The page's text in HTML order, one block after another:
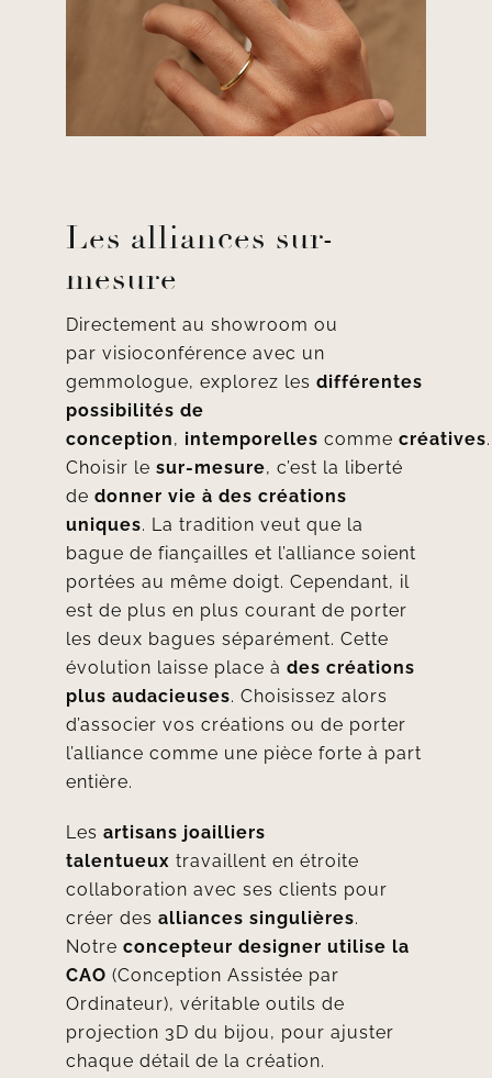
Les alliances sur-
mesure
Directement au showroom ou
par visioconférence avec un
gemmologue, explorez les différentes
possibilités de
conception, intemporelles comme créatives.
Choisir le sur-mesure, c’est la liberté
de donner vie à des créations
uniques. La tradition veut que la
bague de fiançailles et l’alliance soient
portées au même doigt. Cependant, il
est de plus en plus courant de porter
les deux bagues séparément. Cette
évolution laisse place à des créations
plus audacieuses. Choisissez alors
d’associer vos créations ou de porter
l’alliance comme une pièce forte à part
entière.
Les artisans joailliers
talentueux travaillent en étroite
collaboration avec ses clients pour
créer des alliances singulières.
Notre concepteur designer utilise la
CAO (Conception Assistée par
Ordinateur), véritable outils de
projection 3D du bijou, pour ajuster
chaque détail de la création.